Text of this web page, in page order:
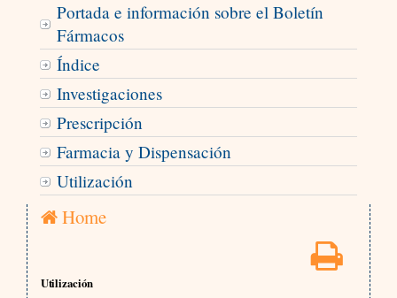
Portada e información sobre el Boletín
Fármacos
Índice
Investigaciones
Prescripción
Farmacia y Dispensación
Utilización
Home
Utilización